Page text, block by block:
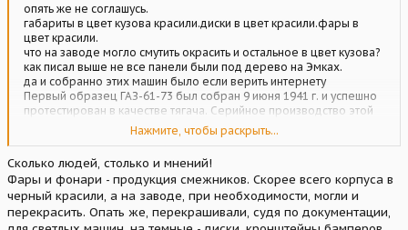
опять же не соглашусь.
габариты в цвет кузова красили.диски в цвет красили.фары в
цвет красили.
что на заводе могло смутить окрасить и остальное в цвет кузова?
как писал выше не все панели были под дерево на Эмках.
да и собранно этих машин было если верить интернету
Первый образец ГАЗ-61-73 был собран 9 июня 1941 г. и успешно
протестирован в качестве тягача. Серийное производство этой
машины началось 12 июля, однако из ворот завода вышел только
181 автомобиль, после чего выпуск прекратился из за нехватки
войны. Считается, что в 1942 г. были собраны два автомобиля, в
1944-м еще девять, а последние два — в 1945 г.
Нажмите, чтобы раскрыть...
Сколько людей, столько и мнений!
Фары и фонари - продукция смежников. Скорее всего корпуса в
черный красили, а на заводе, при необходимости, могли и
перекрасить. Опать же, перекрашивали, судя по документации,